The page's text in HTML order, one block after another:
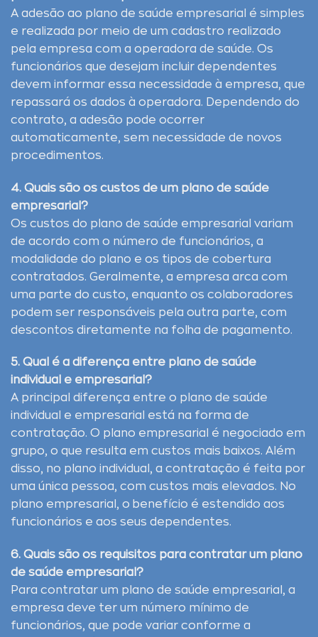
A adesão ao plano de saúde empresarial é simples
e realizada por meio de um cadastro realizado
pela empresa com a operadora de saúde. Os
funcionários que desejam incluir dependentes
devem informar essa necessidade à empresa, que
repassará os dados à operadora. Dependendo do
contrato, a adesão pode ocorrer
automaticamente, sem necessidade de novos
procedimentos.
4. Quais são os custos de um plano de saúde
empresarial?
Os custos do plano de saúde empresarial variam
de acordo com o número de funcionários, a
modalidade do plano e os tipos de cobertura
contratados. Geralmente, a empresa arca com
uma parte do custo, enquanto os colaboradores
podem ser responsáveis pela outra parte, com
descontos diretamente na folha de pagamento.
5. Qual é a diferença entre plano de saúde
individual e empresarial?
A principal diferença entre o plano de saúde
individual e empresarial está na forma de
contratação. O plano empresarial é negociado em
grupo, o que resulta em custos mais baixos. Além
disso, no plano individual, a contratação é feita por
uma única pessoa, com custos mais elevados. No
plano empresarial, o benefício é estendido aos
funcionários e aos seus dependentes.
6. Quais são os requisitos para contratar um plano
de saúde empresarial?
Para contratar um plano de saúde empresarial, a
empresa deve ter um número mínimo de
funcionários, que pode variar conforme a